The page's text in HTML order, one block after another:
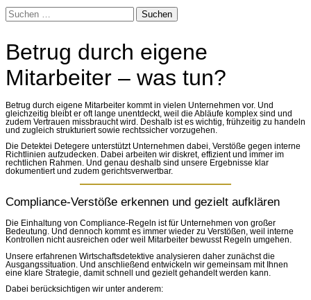
Suchen
nach:
Betrug durch eigene
Mitarbeiter – was tun?
Betrug durch eigene Mitarbeiter kommt in vielen Unternehmen vor. Und
gleichzeitig bleibt er oft lange unentdeckt, weil die Abläufe komplex sind und
zudem Vertrauen missbraucht wird. Deshalb ist es wichtig, frühzeitig zu handeln
und zugleich strukturiert sowie rechtssicher vorzugehen.
Die
Detektei Detegere unterstützt Unternehmen dabei, Verstöße gegen interne
Richtlinien aufzudecken. Dabei arbeiten wir diskret, effizient und immer im
rechtlichen Rahmen. Und genau deshalb sind unsere Ergebnisse klar
dokumentiert und zudem gerichtsverwertbar.
Compliance-Verstöße erkennen und gezielt aufklären
Die Einhaltung von Compliance-Regeln ist für Unternehmen von großer
Bedeutung. Und dennoch kommt es immer wieder zu Verstößen, weil interne
Kontrollen nicht ausreichen oder weil Mitarbeiter bewusst Regeln umgehen.
Unsere erfahrenen Wirtschaftsdetektive analysieren daher zunächst die
Ausgangssituation. Und anschließend entwickeln wir gemeinsam mit Ihnen
eine klare Strategie, damit schnell und gezielt gehandelt werden kann.
Dabei berücksichtigen wir unter anderem: